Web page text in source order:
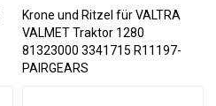
Krone und Ritzel für VALTRA
VALMET Traktor 1280
81323000 3341715 R11197-
PAIRGEARS